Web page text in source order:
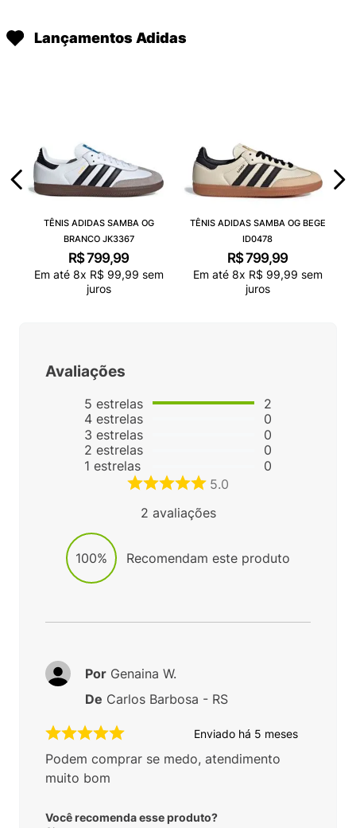
Lançamentos Adidas
TÊNIS ADIDAS SAMBA OG
BRANCO JK3367
R$799,99
Em até 8x R$ 99,99 sem
juros
TÊNIS ADIDAS SAMBA OG BEGE
ID0478
R$799,99
Em até 8x R$ 99,99 sem
juros
Avaliações
5 estrelas
4 estrelas
3 estrelas
2 estrelas
1 estrelas
2
0
0
0
0
5.0
2 avaliações
100% Recomendam este produto
Enviado há 5 meses
Podem comprar se medo, atendimento
muito bom
Você recomenda esse produto?
Por Genaina W.
De Carlos Barbosa - RS